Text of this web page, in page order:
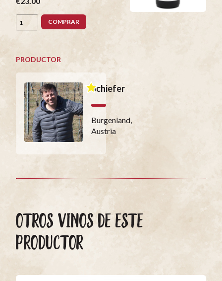
COMPRAR
PRODUCTOR
Schiefer
Burgenland,
Austria
OTROS VINOS DE ESTE
PRODUCTOR